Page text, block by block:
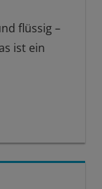
flüssig –
ist ein